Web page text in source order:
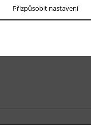
Přizpůsobit nastavení